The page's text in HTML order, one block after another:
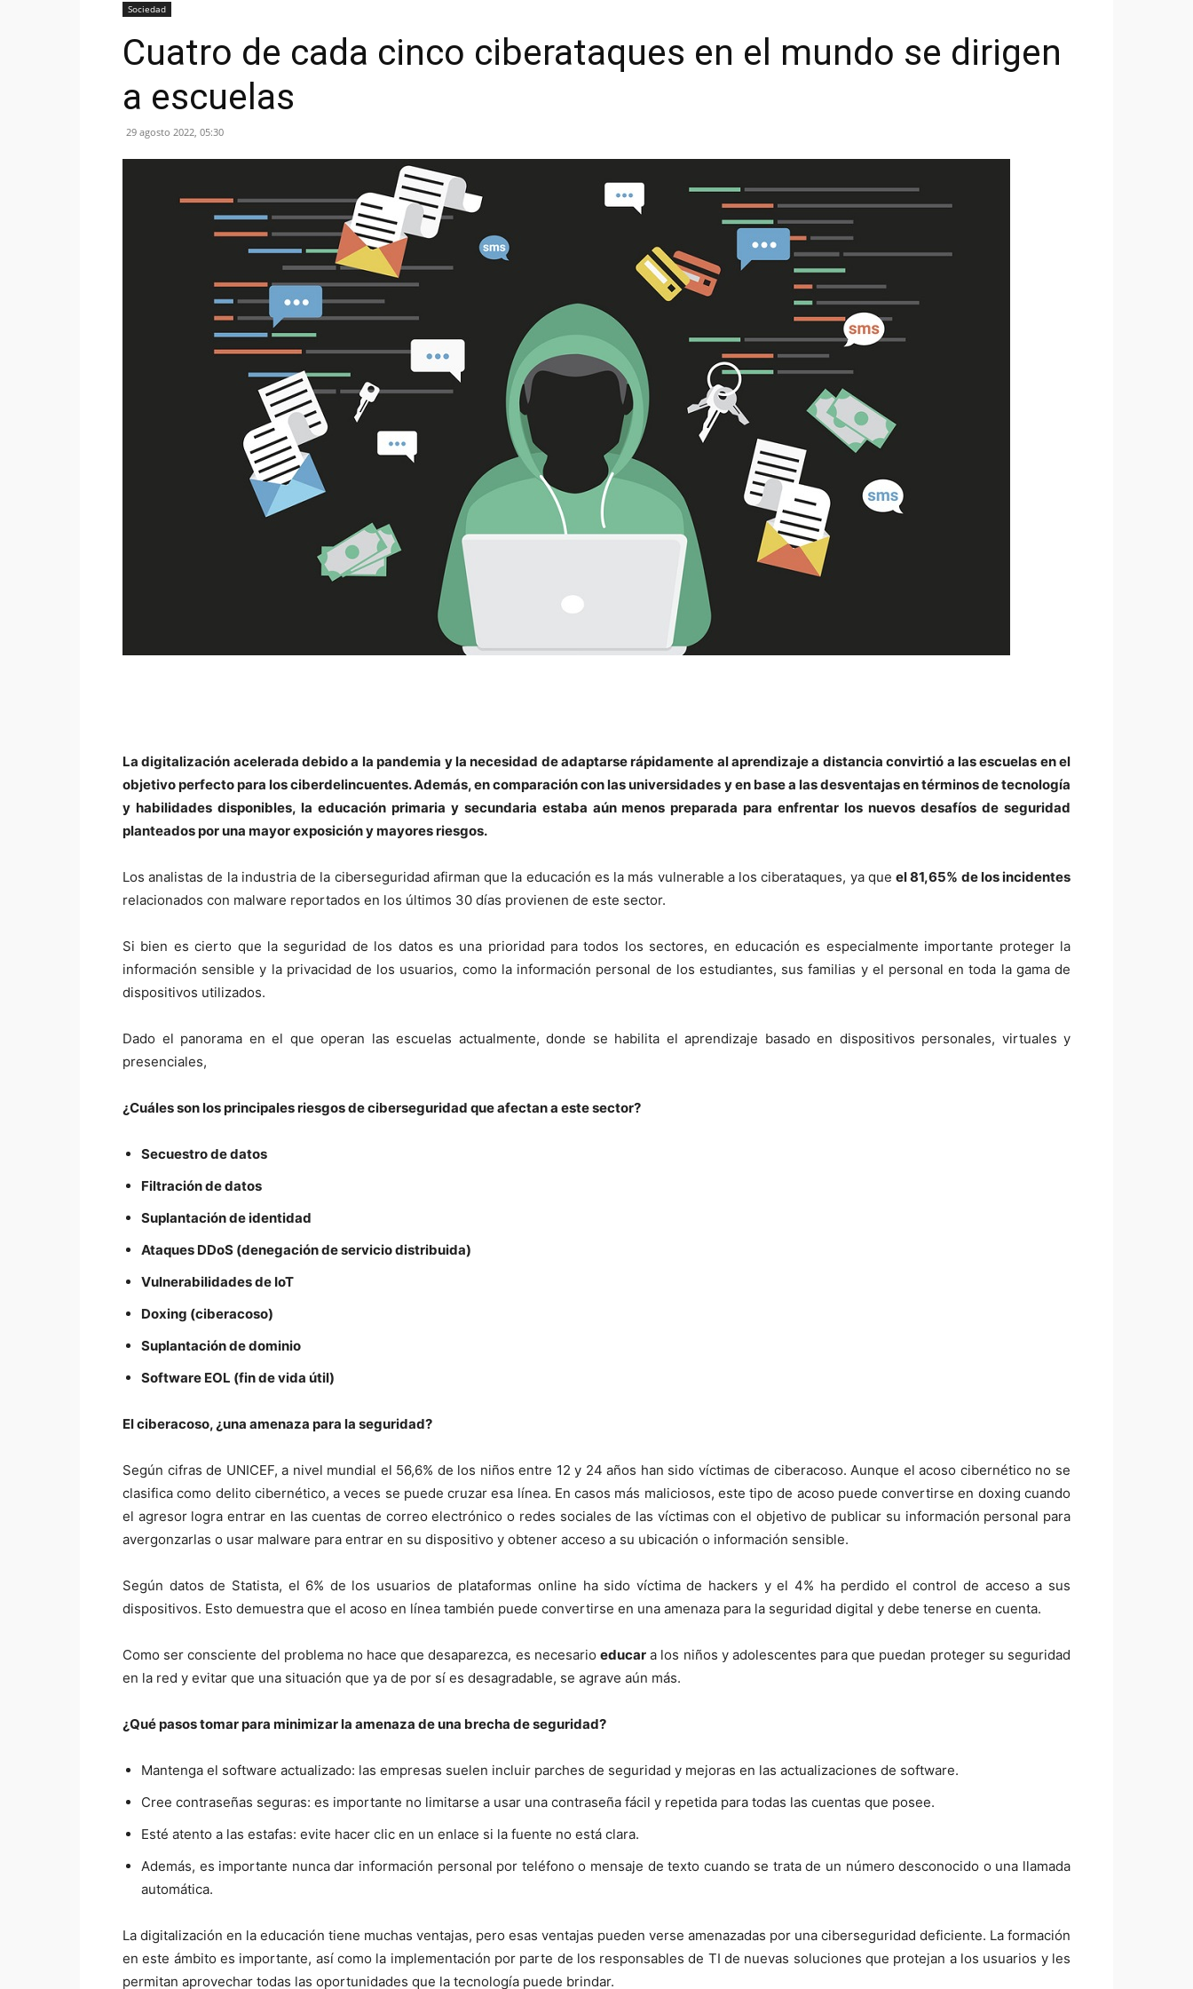
Sociedad
Cuatro de cada cinco ciberataques en el mundo se dirigen
a escuelas
29 agosto 2022, 05:30
La digitalización acelerada debido a la pandemia y la necesidad de adaptarse rápidamente al aprendizaje a distancia convirtió a las escuelas en el
objetivo perfecto para los ciberdelincuentes. Además, en comparación con las universidades y en base a las desventajas en términos de tecnología
y habilidades disponibles, la educación primaria y secundaria estaba aún menos preparada para enfrentar los nuevos desafíos de seguridad
planteados por una mayor exposición y mayores riesgos.
Los analistas de la industria de la ciberseguridad afirman que la educación es la más vulnerable a los ciberataques, ya queel 81,65% de los incidentes
relacionados con malware reportados en los últimos 30 días provienen de este sector.
Si bien es cierto que la seguridad de los datos es una prioridad para todos los sectores, en educación es especialmente importante proteger la
información sensible y la privacidad de los usuarios, como la información personal de los estudiantes, sus familias y el personal en toda la gama de
dispositivos utilizados.
Dado el panorama en el que operan las escuelas actualmente, donde se habilita el aprendizaje basado en dispositivos personales, virtuales y
presenciales,
¿Cuáles son los principales riesgos de ciberseguridad que afectan a este sector?
Secuestro de datos
Filtración de datos
Suplantación de identidad
Ataques DDoS (denegación de servicio distribuida)
Vulnerabilidades de IoT
Doxing (ciberacoso)
Suplantación de dominio
Software EOL (fin de vida útil)
El ciberacoso, ¿una amenaza para la seguridad?
Según cifras de UNICEF, a nivel mundial el 56,6% de los niños entre 12 y 24 años han sido víctimas de ciberacoso. Aunque el acoso cibernético no se
clasifica como delito cibernético, a veces se puede cruzar esa línea. En casos más maliciosos, este tipo de acoso puede convertirse en doxing cuando
el agresor logra entrar en las cuentas de correo electrónico o redes sociales de las víctimas con el objetivo de publicar su información personal para
avergonzarlas o usar malware para entrar en su dispositivo y obtener acceso a su ubicación o información sensible.
Según datos de Statista, el 6% de los usuarios de plataformas online ha sido víctima de hackers y el 4% ha perdido el control de acceso a sus
dispositivos. Esto demuestra que el acoso en línea también puede convertirse en una amenaza para la seguridad digital y debe tenerse en cuenta.
Como ser consciente del problema no hace que desaparezca, es necesario educar a los niños y adolescentes para que puedan proteger su seguridad
en la red y evitar que una situación que ya de por sí es desagradable, se agrave aún más.
¿Qué pasos tomar para minimizar la amenaza de una brecha de seguridad?
Mantenga el software actualizado: las empresas suelen incluir parches de seguridad y mejoras en las actualizaciones de software.
Cree contraseñas seguras: es importante no limitarse a usar una contraseña fácil y repetida para todas las cuentas que posee.
Esté atento a las estafas: evite hacer clic en un enlace si la fuente no está clara.
Además, es importante nunca dar información personal por teléfono o mensaje de texto cuando se trata de un número desconocido o una llamada
automática.
La digitalización en la educación tiene muchas ventajas, pero esas ventajas pueden verse amenazadas por una ciberseguridad deficiente. La formación
en este ámbito es importante, así como la implementación por parte de los responsables de TI de nuevas soluciones que protejan a los usuarios y les
permitan aprovechar todas las oportunidades que la tecnología puede brindar.